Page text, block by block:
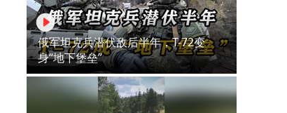
俄军坦克兵潜伏敌后半年，T-72变
身“地下堡垒”